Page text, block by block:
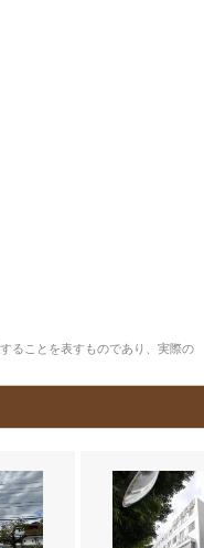
ることを表すものであり、実際の